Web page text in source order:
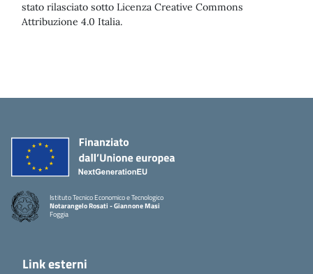
stato rilasciato sotto Licenza Creative Commons
Attribuzione 4.0 Italia.
Istituto Tecnico Economico e Tecnologico
Notarangelo Rosati - Giannone Masi
Foggia
Link esterni